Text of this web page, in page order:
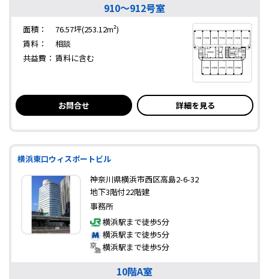
910～912号室
面積：
76.57坪(253.12m²)
賃料：
相談
共益費： 賃料に含む
お問合せ 詳細を見る
横浜東口ウィスポートビル
神奈川県横浜市西区高島2-6-32
地下3階付22階建
事務所
横浜駅まで徒歩5分
横浜駅まで徒歩5分
横浜駅まで徒歩5分
10階A室